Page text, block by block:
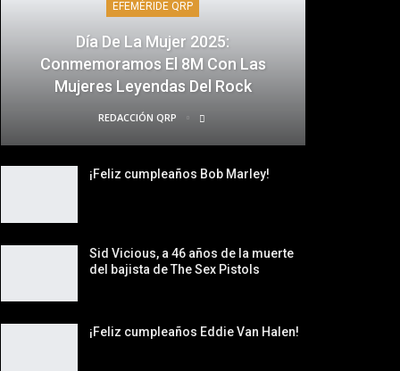
EFEMÉRIDE QRP
Día De La Mujer 2025:
Conmemoramos El 8M Con Las
Mujeres Leyendas Del Rock
REDACCIÓN QRP
¡Feliz cumpleaños Bob Marley!
Sid Vicious, a 46 años de la muerte
del bajista de The Sex Pistols
¡Feliz cumpleaños Eddie Van Halen!